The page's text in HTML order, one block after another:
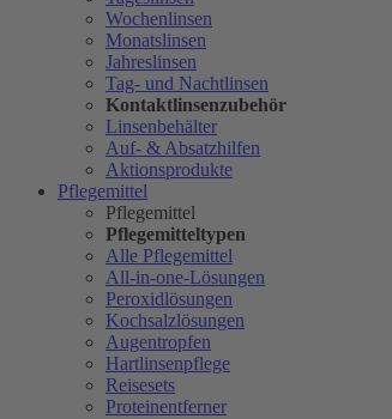
Wochenlinsen
Monatslinsen
Jahreslinsen
Tag- und Nachtlinsen
Kontaktlinsenzubehör
Linsenbehälter
Auf- & Absatzhilfen
Aktionsprodukte
Pflegemittel
Pflegemittel
Pflegemitteltypen
Alle Pflegemittel
All-in-one-Lösungen
Peroxidlösungen
Kochsalzlösungen
Augentropfen
Hartlinsenpflege
Reisesets
Proteinentferner